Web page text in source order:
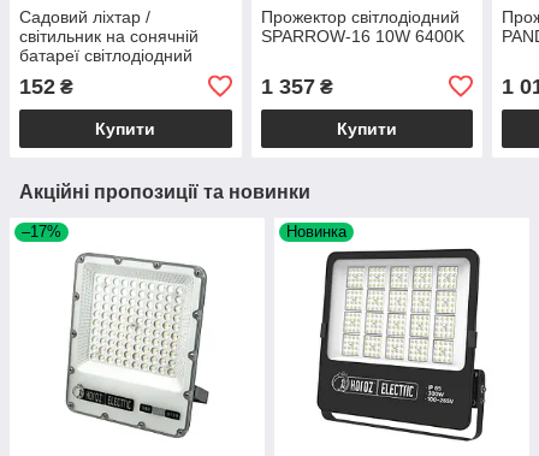
Садовий ліхтар /
світильник на сонячній
батареї світлодіодний
(0,06W, 100mAh, 6400K,
1,5lm, чорний) PLUTON
152 ₴
Купити
Прожектор світлодіодний
SPARROW-16 10W 6400K
1 357₴
Купити
1
Акційні пропозиції та новинки
–17% Новинка